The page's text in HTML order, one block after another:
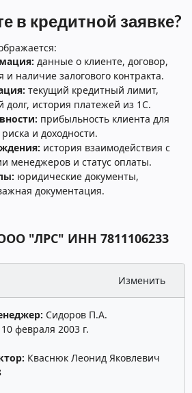
в кредитной заявке?
данные о клиенте, договор,
и наличие залогового контракта.
текущий кредитный лимит,
долг, история платежей из 1С.
прибыльность клиента для
и доходности.
история взаимодействия с
менеджеров и статус оплаты.
юридические документы,
документация.
"ЛРС" ИНН 7811106233
Изменить
Сидоров П.А.
10 февраля 2003 г.
Кваснюк Леонид Яковлевич